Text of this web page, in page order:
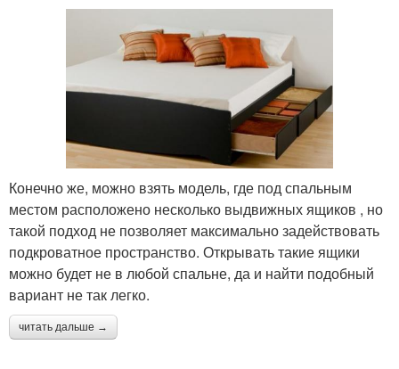
Конечно же, можно взять модель, где под спальным
местом расположено несколько выдвижных ящиков , но
такой подход не позволяет максимально задействовать
подкроватное пространство. Открывать такие ящики
можно будет не в любой спальне, да и найти подобный
вариант не так легко.
читать дальше →